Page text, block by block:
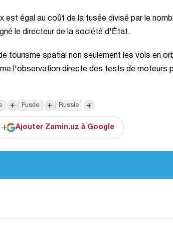
égal au coût de la fusée divisé par le
le directeur de la société d'État.
tourisme spatial non seulement les vols en
l'observation directe des tests de moteurs
+ Fusée + Russie +
+ Ajouter Zamin.uz à Google